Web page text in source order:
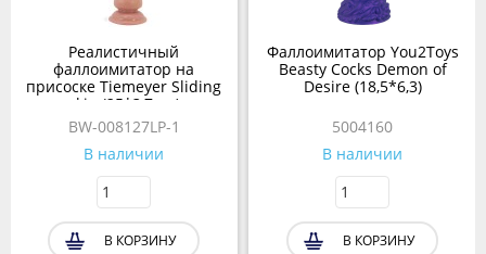
Реалистичный
фаллоимитатор на
присоске Tiemeyer Sliding
skin (25*3,7 см)
коричневый
BW-008127LP-1
В наличии
В КОРЗИНУ
Фаллоимитатор You2Toys
Beasty Cocks Demon of
Desire (18,5*6,3)
5004160
В наличии
В КОРЗИНУ